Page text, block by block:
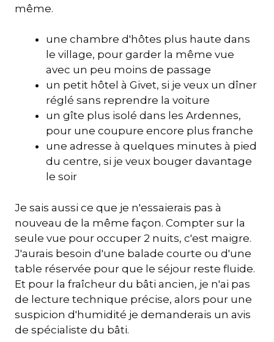
même.
une chambre d'hôtes plus haute dans
le village, pour garder la même vue
avec un peu moins de passage
un petit hôtel à Givet, si je veux un dîner
réglé sans reprendre la voiture
un gîte plus isolé dans les Ardennes,
pour une coupure encore plus franche
une adresse à quelques minutes à pied
du centre, si je veux bouger davantage
le soir
Je sais aussi ce que je n'essaierais pas à
nouveau de la même façon. Compter sur la
seule vue pour occuper 2 nuits, c'est maigre.
J'aurais besoin d'une balade courte ou d'une
table réservée pour que le séjour reste fluide.
Et pour la fraîcheur du bâti ancien, je n'ai pas
de lecture technique précise, alors pour une
suspicion d'humidité je demanderais un avis
de spécialiste du bâti.